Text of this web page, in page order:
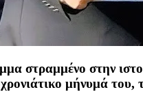
στραμμένο στην
μήνυμά του,